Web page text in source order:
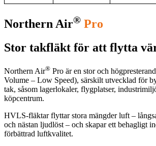
Northern Air® Pro
Stor takfläkt för att flytta
Northern Air® Pro är en stor och
Volume – Low Speed), särskilt utvecklad för
tak, såsom lagerlokaler, flygplatser,
köpcentrum.
HVLS-fläktar flyttar stora mängder luft –
och nästan ljudlöst – och skapar ett behagligt
förbättrad luftkvalitet.